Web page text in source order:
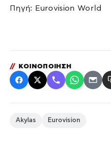
Πηγή: Eurovision World
// ΚΟΙΝΟΠΟΙΗΣΗ
Akylas Eurovision